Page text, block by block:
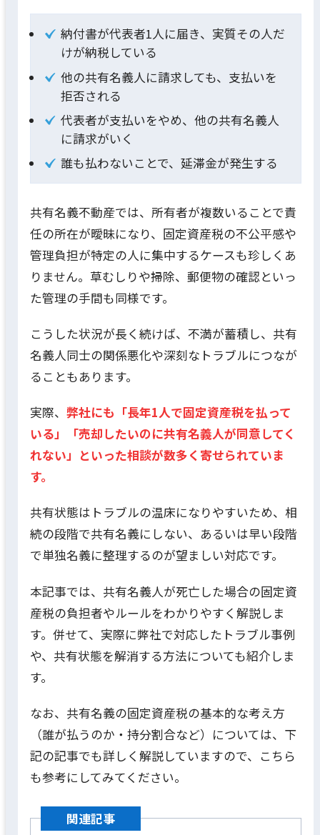
納付書が代表者1人に届き、実質その人だ
けが納税している
他の共有名義人に請求しても、支払いを
拒否される
代表者が支払いをやめ、他の共有名義人
に請求がいく
誰も払わないことで、延滞金が発生する
共有名義不動産では、所有者が複数いることで責
任の所在が曖昧になり、固定資産税の不公平感や
管理負担が特定の人に集中するケースも珍しくあ
りません。草むしりや掃除、郵便物の確認といっ
た管理の手間も同様です。
こうした状況が長く続けば、不満が蓄積し、共有
名義人同士の関係悪化や深刻なトラブルにつなが
ることもあります。
実際、 弊社にも「長年1人で固定資産税を払って
いる」「売却したいのに共有名義人が同意してく
れない」といった相談が数多く寄せられていま
す。
共有状態はトラブルの温床になりやすいため、相
続の段階で共有名義にしない、あるいは早い段階
で単独名義に整理するのが望ましい対応です。
本記事では、共有名義人が死亡した場合の固定資
産税の負担者やルールをわかりやすく解説しま
す。併せて、実際に弊社で対応したトラブル事例
や、共有状態を解消する方法についても紹介しま
す。
なお、共有名義の固定資産税の基本的な考え方
（誰が払うのか・持分割合など）については、下
記の記事でも詳しく解説していますので、こちら
も参考にしてみてください。
関連記事